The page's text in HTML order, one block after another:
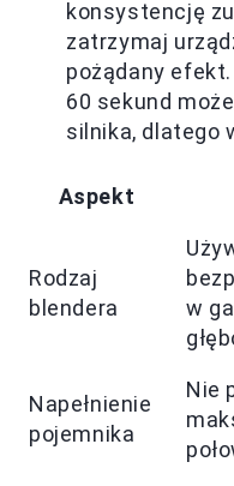
konsystencję
zatrzymaj
pożądany
60 sekund
silnika, dlatego
Aspekt
Rodzaj
blendera
w
Napełnienie
pojemnika
Nie